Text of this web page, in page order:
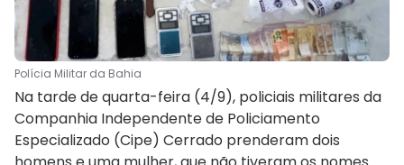
Polícia Militar da Bahia
Na tarde de quarta-feira (4/9), policiais militares da
Companhia Independente de Policiamento
Especializado (Cipe) Cerrado prenderam dois